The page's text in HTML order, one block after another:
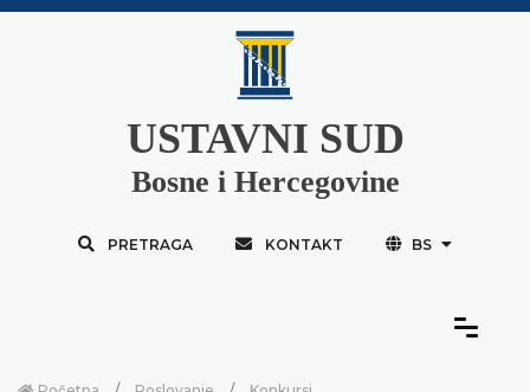
USTAVNI SUD
Bosne i Hercegovine
PRETRAGA KONTAKT BS